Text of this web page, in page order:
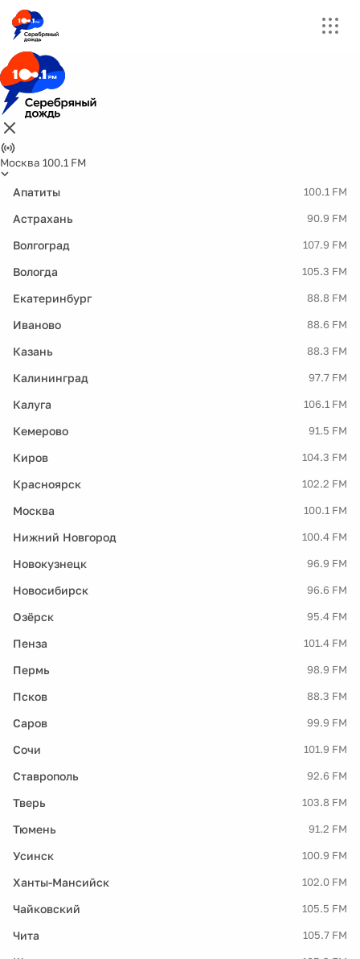
Москва 100.1 FM
Апатиты 100.1 FM
Астрахань 90.9 FM
Волгоград 107.9 FM
Вологда 105.3 FM
Екатеринбург 88.8 FM
Иваново 88.6 FM
Казань 88.3 FM
Калининград 97.7 FM
Калуга 106.1 FM
Кемерово 91.5 FM
Киров 104.3 FM
Красноярск 102.2 FM
Москва 100.1 FM
Нижний Новгород 100.4 FM
Новокузнецк 96.9 FM
Новосибирск 96.6 FM
Озёрск 95.4 FM
Пенза 101.4 FM
Пермь 98.9 FM
Псков 88.3 FM
Саров 99.9 FM
Сочи 101.9 FM
Ставрополь 92.6 FM
Тверь 103.8 FM
Тюмень 91.2 FM
Усинск 100.9 FM
Ханты-Мансийск 102.0 FM
Чайковский 105.5 FM
Чита 105.7 FM